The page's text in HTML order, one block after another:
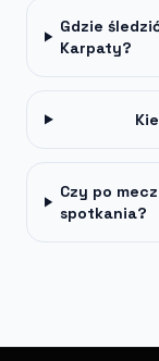
Gdzie
Karpaty?
Czy po
spotkania?